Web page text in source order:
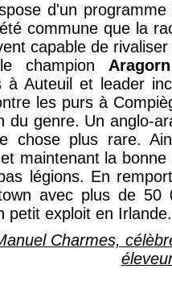
d'un
commune que la
capable de
champion
à Auteuil et leader
les purs à
du genre. Un anglo-
chose plus rare.
maintenant la bonne
légions. En
avec plus de 50
petit exploit en Irlande.
Charmes,